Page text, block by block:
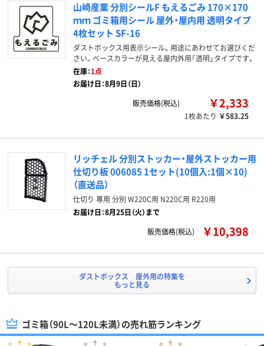
山崎産業 分別シールF もえるごみ 170×170
ｍｍ ゴミ箱用シール 屋外・屋内用 透明タイプ
4枚セット SF-16
ダストボックス用表示シール。用途にあわせてお選びくだ
さい。ベースカラーが見える屋内外用「透明」タイプです。
在庫：1点
お届け日：8月9日（日）
販売価格(税込)
￥2,333
1枚あたり ￥583.25
リッチェル 分別ストッカー・屋外ストッカー用
仕切り板 006085 1セット(10個入:1個×10)
（直送品）
仕切り 専用 分別 W220C用 N220C用 R220用
お届け日：8月25日（火）まで
販売価格(税込)
￥10,398
ダストボックス 屋外用の特集を
もっと見る
ゴミ箱（90L～120L未満）の売れ筋ランキング